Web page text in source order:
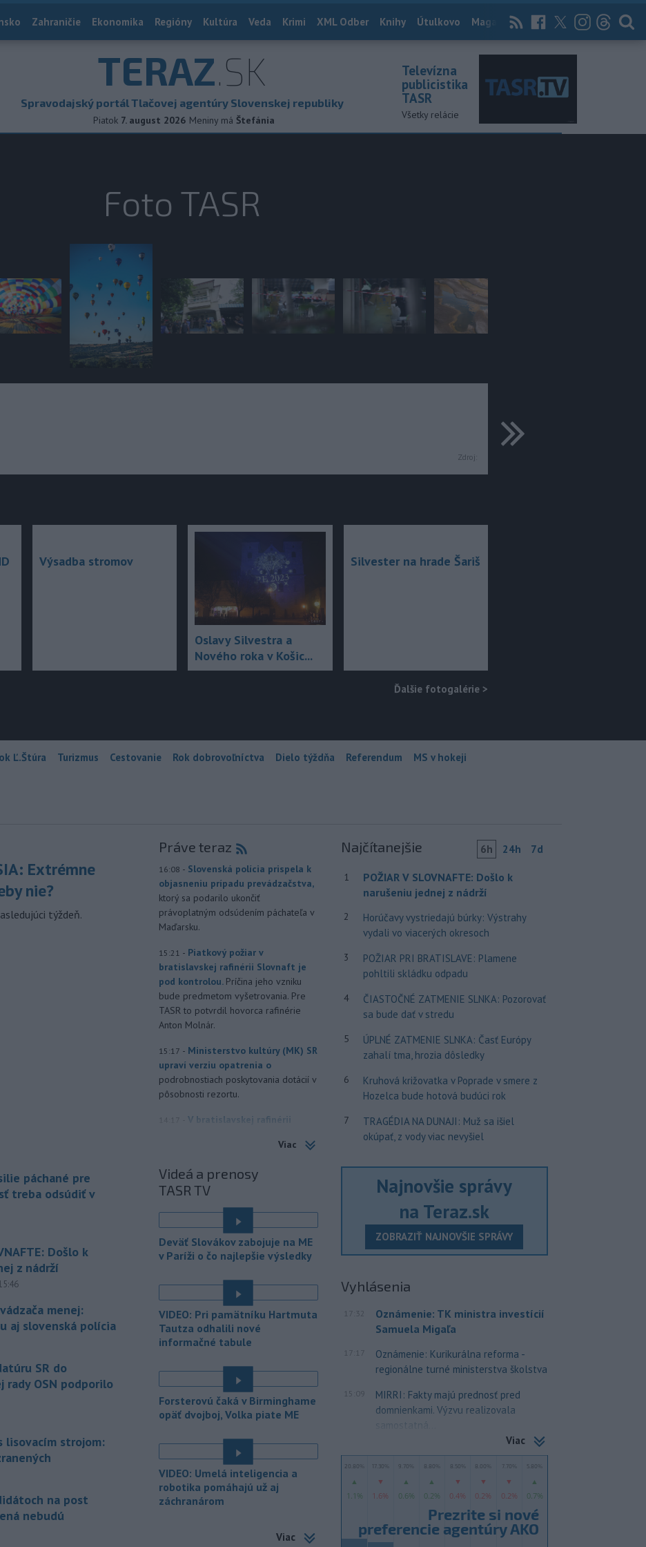
Zahraničie Ekonomika Regióny Kultúra Veda Krimi XML Odber Knihy Útulkovo Magazín News Now Archív
TERAZ.SK
Spravodajský portál Tlačovej agentúry Slovenskej republiky
Piatok 7. august 2026 Meniny má Štefánia
Televízna
publicistika
TASR
Všetky relácie
Foto TASR
Zdroj:
ďalšie
Výsadba stromov
Oslavy Silvestra a
Nového roka v Košic...
Silvester na hrade Šariš
Ďalšie fotogalérie >
Ľ.Štúra Turizmus Cestovanie Rok dobrovoľníctva Dielo týždňa Referendum MS v hokeji
Extrémne
nie?
týždeň.
páchané pre
treba odsúdiť v
Došlo k
z nádrží
menej:
aj slovenská polícia
SR do
rady OSN podporilo
lisovacím strojom:
na post
nebudú
Práve teraz
16:08 - Slovenská polícia prispela k
objasneniu prípadu prevádzačstva,
ktorý sa podarilo ukončiť
právoplatným odsúdením páchateľa v
Maďarsku.
15:21 - Piatkový požiar v
bratislavskej rafinérii Slovnaft je
pod kontrolou. Príčina jeho vzniku
bude predmetom vyšetrovania. Pre
TASR to potvrdil hovorca rafinérie
Anton Molnár.
15:17 - Ministerstvo kultúry (MK) SR
upraví verziu opatrenia o
podrobnostiach poskytovania dotácií v
pôsobnosti rezortu.
V bratislavskej rafinérii
TASR o tom informovala
nebezpečenstvo.
na festivale môže byť vyššia
úroveň hluku. Je preto dobré držať sa
ďalej od reproduktorov, používať
chrániče sluchu či dodržiavať
12:49 - Podporu kandidatúre
Slovenskej republiky na nestále
členstvov Bezpečnostnej rade
Organizácie Spojených národov (OSN)
vyjadrilo už 123 zo 193 členských
štátov OSN.
12:31
Násilie páchané pre rasovú
inému národu treba odsúdiť v zárodku.
Na sociálnej sieti to v reakcii na útok
cudzincov v Nitre uviedol prezident
SR Peter Pellegrini.
rozhodnúť o novom
Viac
Videá a prenosy
TASR TV
Deväť Slovákov zabojuje na ME
v Paríži o čo najlepšie výsledky
VIDEO: Pri pamätníku Hartmuta
Tautza odhalili nové
informačné tabule
Forsterovú čaká v Birminghame
opäť dvojboj, Volka piate ME
VIDEO: Umelá inteligencia a
robotika pomáhajú už aj
záchranárom
Viac
Najčítanejšie 6h 24h 7d
1
POŽIAR V SLOVNAFTE: Došlo k
narušeniu jednej z nádrží
2
Horúčavy vystriedajú búrky: Výstrahy
vydali vo viacerých okresoch
3
POŽIAR PRI BRATISLAVE: Plamene
pohltili skládku odpadu
4
ČIASTOČNÉ ZATMENIE SLNKA: Pozorovať
sa bude dať v stredu
5
ÚPLNÉ ZATMENIE SLNKA: Časť Európy
zahalí tma, hrozia dôsledky
6
Kruhová križovatka v Poprade v smere z
Hozelca bude hotová budúci rok
7
TRAGÉDIA NA DUNAJI: Muž sa išiel
okúpať, z vody viac nevyšiel
Najnovšie správy
na Teraz.sk
ZOBRAZIŤ NAJNOVŠIE SPRÁVY
Vyhlásenia
17:32
Oznámenie: TK ministra investícií
Samuela Migaľa
17:17
Oznámenie: Kurikurálna reforma -
regionálne turné ministerstva školstva
15:09
MIRRI: Fakty majú prednosť pred
domnienkami. Výzvu realizovala
samostatná...
Viac